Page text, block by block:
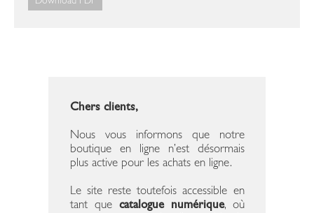
Chers clients,
Nous vous informons que notre
boutique en ligne n’est désormais
plus active pour les achats en ligne.
Le site reste toutefois accessible en
tant que catalogue numérique, où